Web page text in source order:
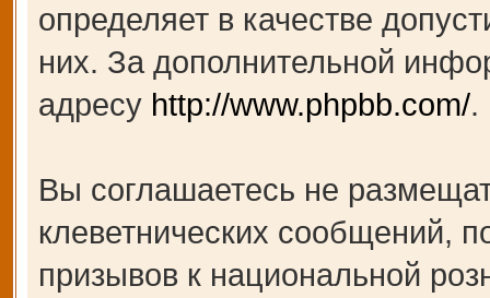
определяет в качестве
них. За дополнительной
адресу http://www.phpbb.com/.
Вы соглашаетесь не
клеветнических сообщений,
призывов к национальной